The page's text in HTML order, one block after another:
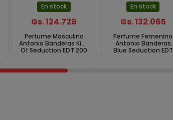
En stock
Gs. 124.729
Perfume Masculino
Antonio Banderas King
Of Seduction EDT 200
En stock
Gs. 132.065
Perfume Femenino
Antonio Banderas
Blue Seduction EDT